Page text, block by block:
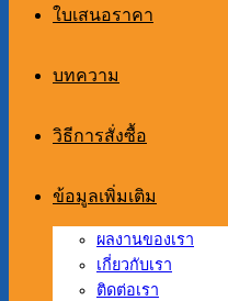
ใบเสนอราคา
บทความ
วิธีการสั่งซื้อ
ข้อมูลเพิ่มเติม
ผลงานของเรา
เกี่ยวกับเรา
ติดต่อเรา